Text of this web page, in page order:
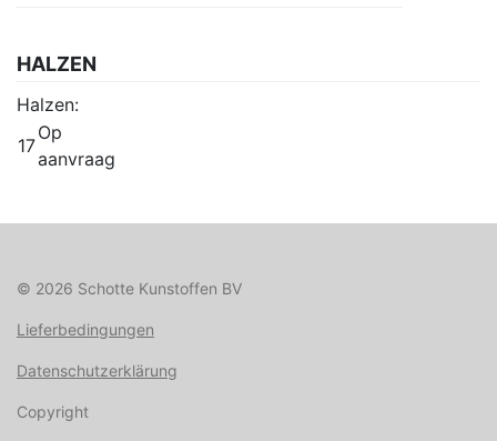
HALZEN
Halzen:
17
Op
aanvraag
© 2026 Schotte Kunstoffen BV
Lieferbedingungen
Datenschutzerklärung
Copyright